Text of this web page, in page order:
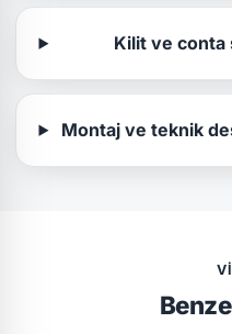
Kilit ve conta
Montaj ve teknik